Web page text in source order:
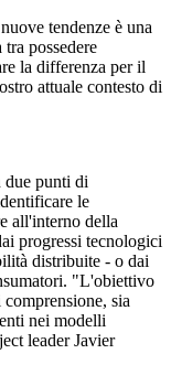
tendenze è una
possedere
la differenza per il
attuale contesto di
due punti di
le
all'interno della
progressi tecnologici
distribuite - o dai
"L'obiettivo
sia
nei modelli
leader Javier